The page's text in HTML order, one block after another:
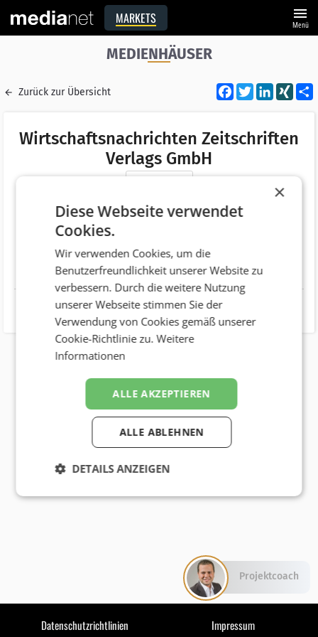
MARKETS menu
Menü
MEDIENHÄUSER
Zurück zur Übersicht Facebook
Twitter XING
Wirtschaftsnachrichten Zeitschriften
Verlags GmbH
Adresse
Theodor-Körner-Straße 120a
Telefonnummer
+43 (316) 834020
Website http://www.wirtschafts-nachrichten.com/
Datenschutzrichtlinien Impressum
×
Diese Webseite verwendet
Cookies.
Wir verwenden Cookies, um die
Benutzerfreundlichkeit unserer Website zu
verbessern. Durch die weitere Nutzung
unserer Webseite stimmen Sie der
Verwendung von Cookies gemäß unserer
Cookie-Richtlinie zu.Weitere
Informationen
ALLE AKZEPTIEREN
ALLE ABLEHNEN
DETAILS ANZEIGEN
Projektcoach